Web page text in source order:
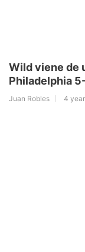
Wild viene de
Philadelphia
Juan Robles 4